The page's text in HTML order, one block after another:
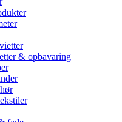
& opbavaring